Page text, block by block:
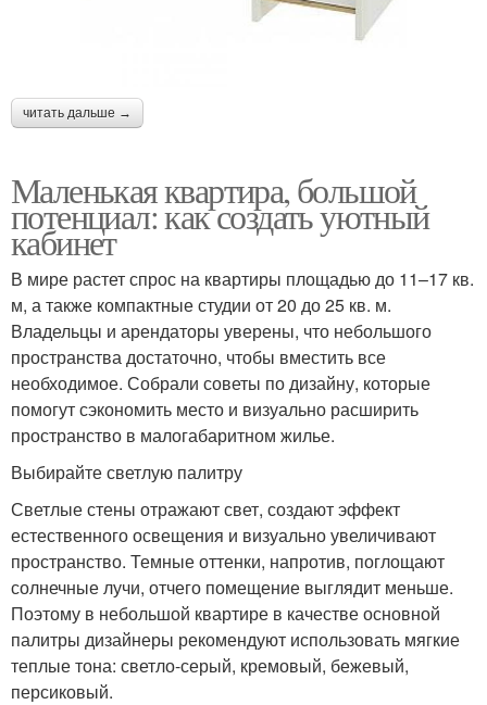
читать дальше →
Маленькая квартира, большой
потенциал: как создать уютный
кабинет
В мире растет спрос на квартиры площадью до 11–17 кв.
м, а также компактные студии от 20 до 25 кв. м.
Владельцы и арендаторы уверены, что небольшого
пространства достаточно, чтобы вместить все
необходимое. Собрали советы по дизайну, которые
помогут сэкономить место и визуально расширить
пространство в малогабаритном жилье.
Выбирайте светлую палитру
Светлые стены отражают свет, создают эффект
естественного освещения и визуально увеличивают
пространство. Темные оттенки, напротив, поглощают
солнечные лучи, отчего помещение выглядит меньше.
Поэтому в небольшой квартире в качестве основной
палитры дизайнеры рекомендуют использовать мягкие
теплые тона: светло-серый, кремовый, бежевый,
персиковый.